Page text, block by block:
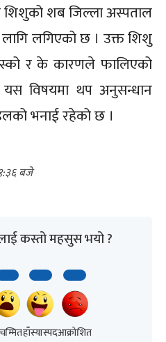
शिशुको शब जिल्ला अस्पताल
लागि लगिएको छ । उक्त शिशु
र के कारणले फालिएको
विषयमा थप अनुसन्धान
भनाई रहेको छ ।
कस्तो महसुस भयो ?
हाँस्यास्पदआक्रोशित